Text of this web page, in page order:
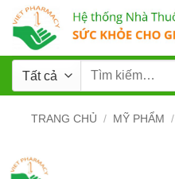
TRANG CHỦ / MỸ PHẨM /